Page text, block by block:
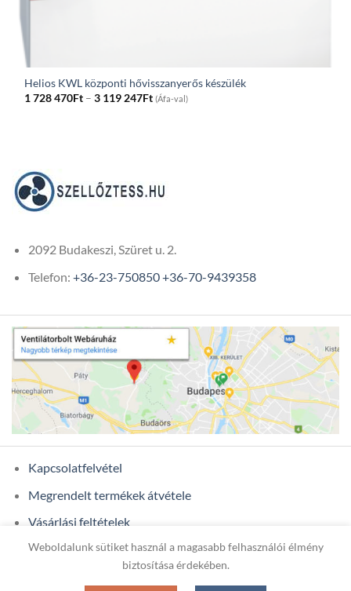
Helios KWL központi hővisszanyerős készülék
1 728 470Ft – 3 119 247FtPrice
range:
(Áfa-val)
2092 Budakeszi, Szüret u. 2.
Telefon: +36-23-750850+36-70-9439358
Kapcsolatfelvétel
Megrendelt termékek átvétele
Vásárlási feltételek
Ügyfél adatok
Weboldalunk sütiket használ a magasabb felhasználói élmény
biztosítása érdekében.